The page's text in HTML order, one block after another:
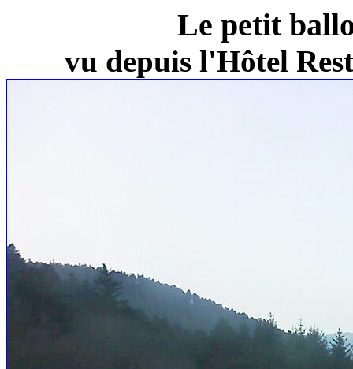
Le petit
vu depuis l'Hôtel